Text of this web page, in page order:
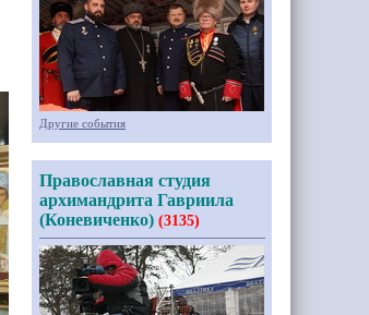
Другие события
Православная студия
архимандрита Гавриила
(Коневиченко) (3135)